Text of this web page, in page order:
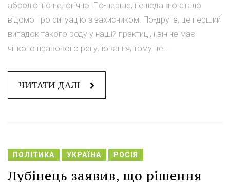
абсолютно нелогічно. По-перше, нещодавно стало
відомо про ситуацію з захисником. По-друге, це перший
випадок такого роду у нашій практиці, і він не має
чіткого правового регулювання, тому це...
ЧИТАТИ ДАЛІ
ПОЛІТИКА УКРАЇНА РОСІЯ
Лубінець заявив, що рішення